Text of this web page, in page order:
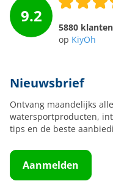
9.2
5880 klanten
op KiyOh
Nieuwsbrief
Ontvang maandelijks
watersportproducten,
tips en de beste
Aanmelden